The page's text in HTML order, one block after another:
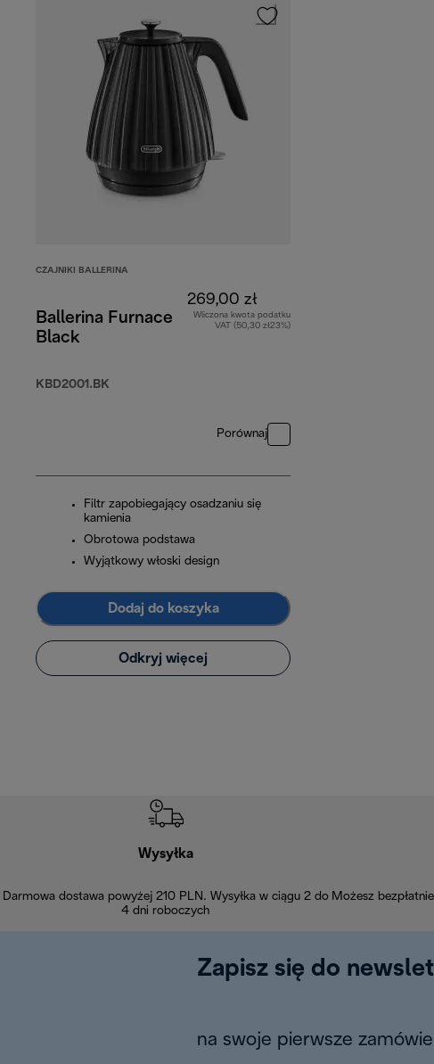
CZAJNIKI BALLERINA
Ballerina Furnace
Black
KBD2001.BK
269,00 zł
Wliczona kwota podatku
VAT (50,30 zł23%)
Porównaj
Filtr zapobiegający osadzaniu się
kamienia
Obrotowa podstawa
Wyjątkowy włoski design
Dodaj do koszyka
Odkryj więcej
Wysyłka
Darmowa dostawa powyżej 210 PLN. Wysyłka w ciągu 2 do
4 dni roboczych
Możesz
Zapisz się do
na swoje pierwsze